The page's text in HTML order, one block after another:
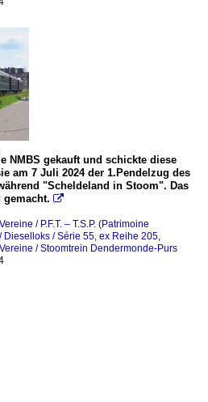
NMBS gekauft und schickte diese
am 7 Juli 2024 der 1.Pendelzug des
"Scheldeland in Stoom". Das
gemacht. 
/ P.F.T. – T.S.P. (Patrimoine
Dieselloks / Série 55, ex Reihe 205,
/ Stoomtrein Dendermonde-Purs